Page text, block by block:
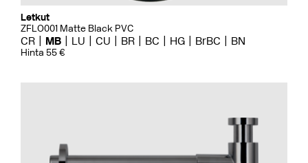
Letkut
ZFLO001 Matte Black PVC
CR MB LU CU BR BC HG BrBC BN
Hinta 55 €